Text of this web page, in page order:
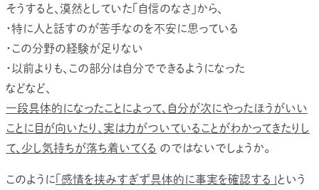
そうすると、漠然としていた「自信のなさ」から、
・特に人と話すのが苦手なのを不安に思っている
・この分野の経験が足りない
・以前よりも、この部分は自分でできるようになった
などなど、
一段具体的になったことによって、自分が次にやったほうがいい
ことに目が向いたり、実は力がついていることがわかってきたりし
て、少し気持ちが落ち着いてくる のではないでしょうか。
このように 「感情を挟みすぎず具体的に事実を確認する」という